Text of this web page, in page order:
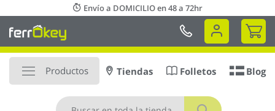
al
contenido
Envío a DOMICILIO en 48 a 72hr
Mi
Productos
Buscar
Tiendas Folletos Blog